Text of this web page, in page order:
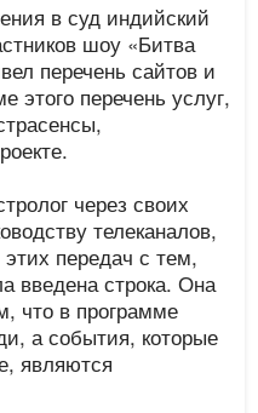
в суд индийский
шоу «Битва
перечень сайтов и
этого перечень услуг,
через своих
телеканалов,
передач с тем,
введена строка. Она
что в программе
а события, которые
являются